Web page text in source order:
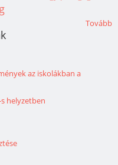
Tovább
az iskolákban a
helyzetben